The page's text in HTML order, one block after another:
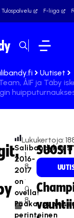
Tulospalvelu F-liiga
Uutiset
ÅIF ja Täby
1
8
.
0
8
.
Lukukertoja:
Salibandykausi
2016-
2017
on
ovella!
perinteinen